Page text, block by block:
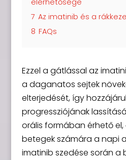
elérhetősége
7 Az imatinib és a
8 FAQs
Ezzel a gátlással az
a daganatos sejtek
elterjedését, így
progressziójának
orális formában érhető
betegek számára a napi
imatinib szedése során